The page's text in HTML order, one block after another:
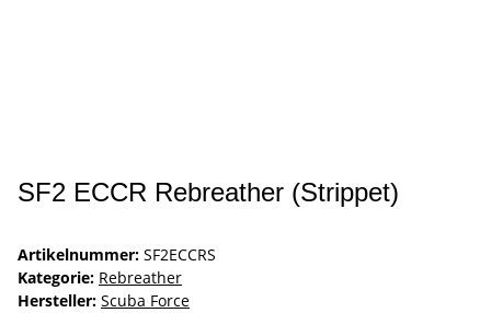
SF2 ECCR Rebreather (Strippet)
Artikelnummer: SF2ECCRS
Kategorie: Rebreather
Hersteller: Scuba Force